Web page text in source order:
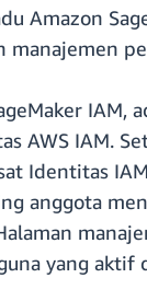
Amazon
manajemen
IAM,
AWS IAM.
Identitas
anggota
yang aktif